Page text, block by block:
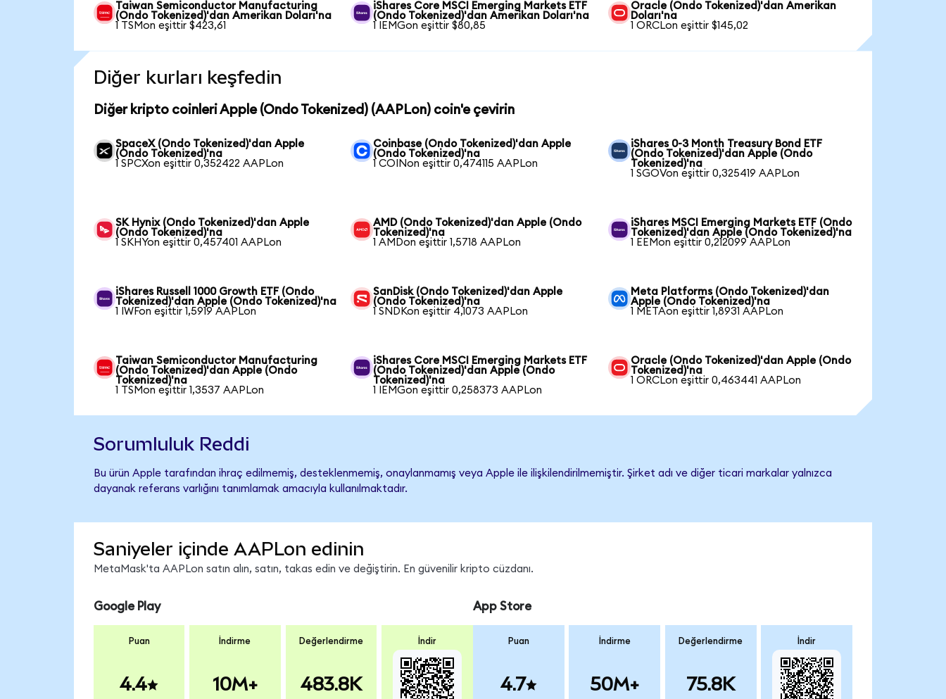
Taiwan Semiconductor Manufacturing
(Ondo Tokenized)'dan Amerikan Doları'na
1 TSMon eşittir $423,61
iShares Core MSCI Emerging Markets ETF
(Ondo Tokenized)'dan Amerikan Doları'na
1 IEMGon eşittir $80,85
Oracle (Ondo Tokenized)'dan Amerikan
Doları'na
1 ORCLon eşittir $145,02
Diğer kurları keşfedin
Diğer kripto coinleri Apple (Ondo Tokenized) (AAPLon) coin'e çevirin
SpaceX (Ondo Tokenized)'dan Apple
(Ondo Tokenized)'na
1 SPCXon eşittir 0,352422 AAPLon
Coinbase (Ondo Tokenized)'dan Apple
(Ondo Tokenized)'na
1 COINon eşittir 0,474115 AAPLon
iShares 0-3 Month Treasury Bond ETF
(Ondo Tokenized)'dan Apple (Ondo
Tokenized)'na
1 SGOVon eşittir 0,325419 AAPLon
SK Hynix (Ondo Tokenized)'dan Apple
(Ondo Tokenized)'na
1 SKHYon eşittir 0,457401 AAPLon
AMD (Ondo Tokenized)'dan Apple (Ondo
Tokenized)'na
1 AMDon eşittir 1,5718 AAPLon
iShares MSCI Emerging Markets ETF (Ondo
Tokenized)'dan Apple (Ondo Tokenized)'na
1 EEMon eşittir 0,212099 AAPLon
iShares Russell 1000 Growth ETF (Ondo
Tokenized)'dan Apple (Ondo Tokenized)'na
1 IWFon eşittir 1,5919 AAPLon
SanDisk (Ondo Tokenized)'dan Apple
(Ondo Tokenized)'na
1 SNDKon eşittir 4,1073 AAPLon
Meta Platforms (Ondo Tokenized)'dan
Apple (Ondo Tokenized)'na
1 METAon eşittir 1,8931 AAPLon
Taiwan Semiconductor Manufacturing
(Ondo Tokenized)'dan Apple (Ondo
Tokenized)'na
1 TSMon eşittir 1,3537 AAPLon
iShares Core MSCI Emerging Markets ETF
(Ondo Tokenized)'dan Apple (Ondo
Tokenized)'na
1 IEMGon eşittir 0,258373 AAPLon
Oracle (Ondo Tokenized)'dan Apple (Ondo
Tokenized)'na
1 ORCLon eşittir 0,463441 AAPLon
Sorumluluk Reddi
Bu ürün Apple tarafından ihraç edilmemiş, desteklenmemiş, onaylanmamış veya Apple ile ilişkilendirilmemiştir. Şirket adı ve diğer ticari markalar yalnızca
dayanak referans varlığını tanımlamak amacıyla kullanılmaktadır.
Saniyeler içinde AAPLon edinin
MetaMask'ta AAPLon satın alın, satın, takas edin ve değiştirin. En güvenilir kripto cüzdanı.
Google Play
Puan
4.4
İndirme
10M+
Değerlendirme
483.8K
İndir
App Store
Puan
4.7
İndirme
50M+
Değerlendirme
75.8K
İndir